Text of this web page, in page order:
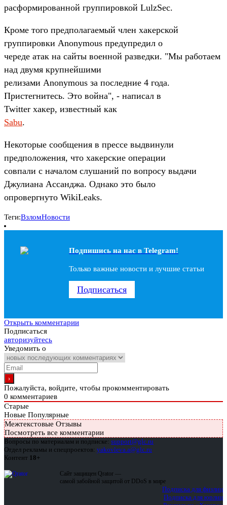
расформированной группировкой LulzSec.
Кроме того предполагаемый член хакерской
группировки Anonymous предупредил о
череде атак на сайты военной разведки. "Мы работаем
над двумя крупнейшими
релизами Anonymous за последние 4 года.
Пристегнитесь. Это война", - написал в
Twitter хакер, известный как
Sabu.
Некоторые сообщения в прессе выдвинули
предположения, что хакерские операции
совпали с началом слушаний по вопросу выдачи
Джулиана Ассанджа. Однако это было
опровергнуто WikiLeaks.
Теги:ВзломНовости
Подпишись на наc в Telegram!
Только важные новости и лучшие статьи
Подписаться
Открыть комментарии
Подписаться
авторизуйтесь
Уведомить о
Пожалуйста, войдите, чтобы прокомментировать
0 комментариев
Старые
Новые Популярные
Межтекстовые Отзывы
Посмотреть все комментарии
Вопросы по материалам и подписке: support@glc.ru
Отдел рекламы и спецпроектов: yakovleva.a@glc.ru
Контент 18+
Сайт защищен Qrator —
самой забойной защитой от DDoS в мире
Подписка для физлиц
Подписка для юрлиц